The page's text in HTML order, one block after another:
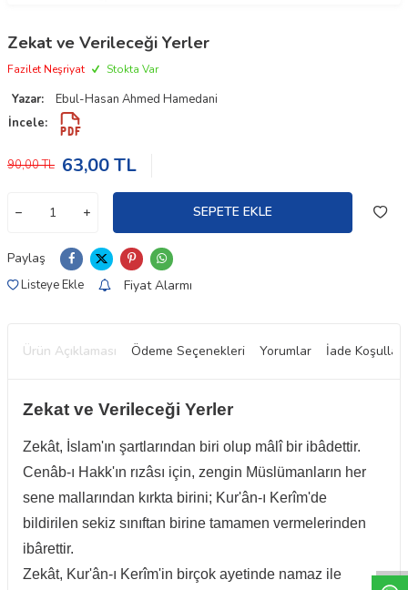
Zekat ve Verileceği Yerler
Fazilet Neşriyat Stokta Var
Yazar:
Ebul-Hasan Ahmed Hamedani
İncele:
90,00TL 63,00TL
SEPETE EKLE
Paylaş
Listeye Ekle Fiyat Alarmı
Ürün Açıklaması Ödeme Seçenekleri Yorumlar İade Koşulları
Zekat ve Verileceği Yerler
Zekât, İslam'ın şartlarından biri olup mâlî bir ibâdettir.
Cenâb-ı Hakk'ın rızâsı için, zengin Müslümanların her
sene mallarından kırkta birini; Kur'ân-ı Kerîm'de
bildirilen sekiz sınıftan birine tamamen vermelerinden
ibârettir.
Zekât, Kur'ân-ı Kerîm'in birçok ayetinde namaz ile